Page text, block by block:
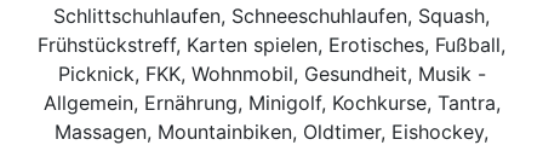
Schlittschuhlaufen, Schneeschuhlaufen, Squash,
Frühstückstreff, Karten spielen, Erotisches, Fußball,
Picknick, FKK, Wohnmobil, Gesundheit, Musik -
Allgemein, Ernährung, Minigolf, Kochkurse, Tantra,
Massagen, Mountainbiken, Oldtimer, Eishockey,